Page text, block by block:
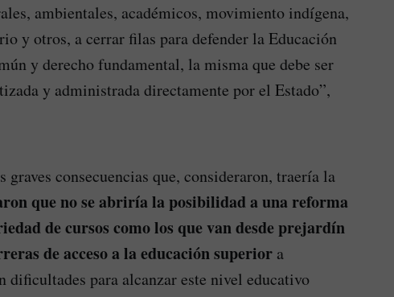
ambientales, académicos, movimiento indígena,
y otros, a cerrar filas para defender la Educación
y derecho fundamental, la misma que debe ser
y administrada directamente por el Estado”,
consecuencias que, consideraron, traería la
que no se abriría la posibilidad a una reforma
de cursos como los que van desde prejardín
de acceso a la educación superior a
dificultades para alcanzar este nivel educativo